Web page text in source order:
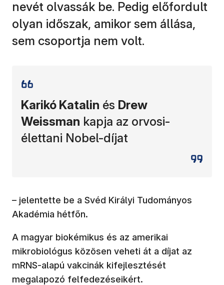
nevét olvassák be. Pedig előfordult
olyan időszak, amikor sem állása,
sem csoportja nem volt.
Karikó Katalin és Drew
Weissman kapja az orvosi-
élettani Nobel-díjat
– jelentette be a Svéd Királyi Tudományos
Akadémia hétfőn.
A magyar biokémikus és az amerikai
mikrobiológus közösen veheti át a díjat az
mRNS-alapú vakcinák kifejlesztését
megalapozó felfedezéseikért.